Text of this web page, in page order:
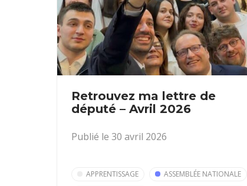
Retrouvez ma lettre de
député – Avril 2026
Publié le 30 avril 2026
APPRENTISSAGE
ASSEMBLÉE NATIONALE